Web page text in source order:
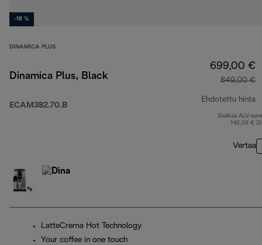
-18 %
DINAMICA PLUS
Dinamica Plus, Black
ECAM382.70.B
699,00 €
849,00 €
Ehdotettu hinta
Sisältää ALV-
142,03 €
Vertaa
LatteCrema Hot Technology
Your coffee in one touch